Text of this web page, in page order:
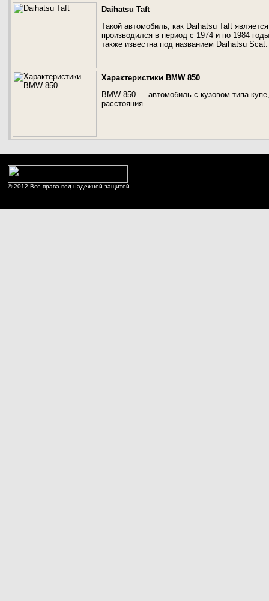
Daihatsu Taft
Такой автомобиль, как Daihatsu Taft
производился в период с 1974 и по 1984
также известна под названием Daihatsu Scat.
Характеристики BMW 850
BMW 850 — автомобиль с кузовом типа
расстояния.
© 2012 Все права под надежной защитой.